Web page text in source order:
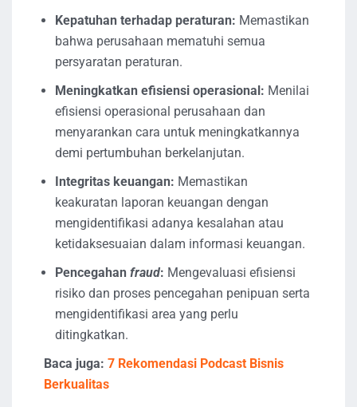
Kepatuhan terhadap peraturan: Memastikan
bahwa perusahaan mematuhi semua
persyaratan peraturan.
Meningkatkan efisiensi operasional: Menilai
efisiensi operasional perusahaan dan
menyarankan cara untuk meningkatkannya
demi pertumbuhan berkelanjutan.
Integritas keuangan: Memastikan
keakuratan laporan keuangan dengan
mengidentifikasi adanya kesalahan atau
ketidaksesuaian dalam informasi keuangan.
Pencegahan fraud: Mengevaluasi efisiensi
risiko dan proses pencegahan penipuan serta
mengidentifikasi area yang perlu
ditingkatkan.
Baca juga: 7 Rekomendasi Podcast Bisnis
Berkualitas